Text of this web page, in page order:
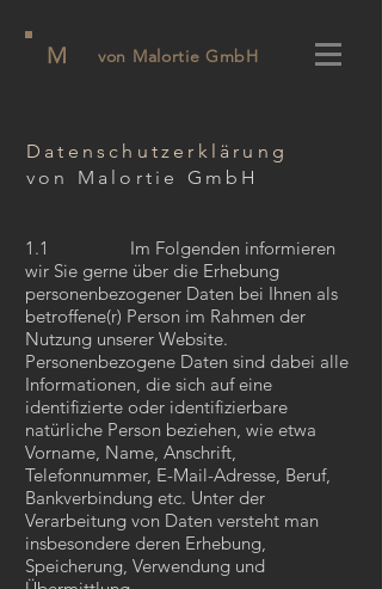
von Malortie GmbH
M
Datenschutzerklärung
von Malortie GmbH
1.1 Im Folgenden informieren
wir Sie gerne über die Erhebung
personenbezogener Daten bei Ihnen als
betroffene(r) Person im Rahmen der
Nutzung unserer Website.
Personenbezogene Daten sind dabei alle
Informationen, die sich auf eine
identifizierte oder identifizierbare
natürliche Person beziehen, wie etwa
Vorname, Name, Anschrift,
Telefonnummer, E-Mail-Adresse, Beruf,
Bankverbindung etc. Unter der
Verarbeitung von Daten versteht man
insbesondere deren Erhebung,
Speicherung, Verwendung und